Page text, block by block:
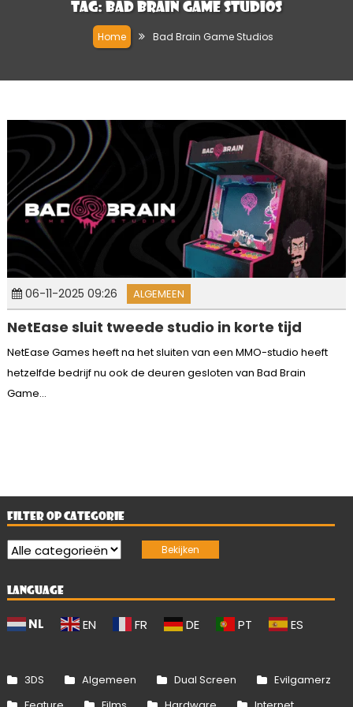
Tag: Bad Brain Game Studios
Home Bad Brain Game Studios
06-11-2025 09:26 ALGEMEEN
NetEase sluit tweede studio in korte tijd
NetEase Games heeft na het sluiten van een MMO-studio heeft
hetzelfde bedrijf nu ook de deuren gesloten van Bad Brain
Game...
FILTER OP CATEGORIE
LANGUAGE
NL EN FR DE PT ES
3DS Algemeen Dual Screen
Evilgamerz